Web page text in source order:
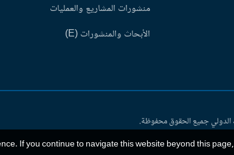
منشورات المشاريع والعمليات
الأبحاث والمنشورات (E)
If you continue to navigate this website beyond this page,